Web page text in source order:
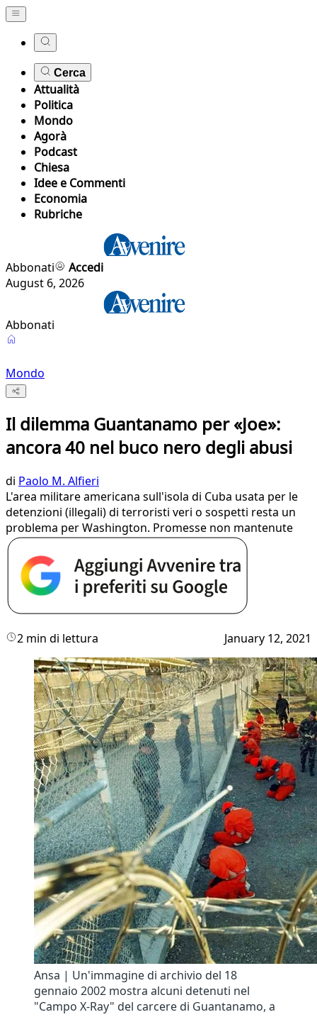
Cerca
Attualità
Politica
Mondo
Agorà
Podcast
Chiesa
Idee e Commenti
Economia
Rubriche
Abbonati
Accedi
August 6, 2026
Abbonati
Mondo
Il dilemma Guantanamo per «Joe»:
ancora 40 nel buco nero degli abusi
di Paolo M. Alfieri
L'area militare americana sull'isola di Cuba usata per le
detenzioni (illegali) di terroristi veri o sospetti resta un
problema per Washington. Promesse non mantenute
2 min di lettura January 12, 2021
Ansa | Un'immagine di archivio del 18
gennaio 2002 mostra alcuni detenuti nel
"Campo X-Ray" del carcere di Guantanamo, a